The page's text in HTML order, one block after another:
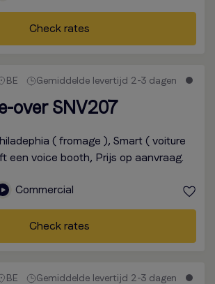
Check rates
BE Gemiddelde levertijd 2-3 dagen
over SNV207
( fromage ), Smart ( voiture
een voice booth, Prijs op aanvraag.
Commercial
Check rates
BE Gemiddelde levertijd 2-3 dagen